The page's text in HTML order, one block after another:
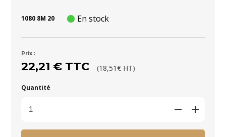
1080 8M 20 En stock
Prix :
22,21 € TTC (18,51€ HT)
Quantité